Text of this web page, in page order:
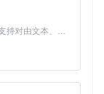
件协同机制
。
MiniMax H3 是一个通用的全模态生成系统。它支持对由文本、图像、视频和音频组成的多模态上下文进行统一理解，并能生成分辨率高达 2K、时长可达 15 秒的带原生立体声音频的视频。得益于面向任务泛化的系统设计，H3 在预训练阶段就已具备广泛的多模态上下文理解与生成能力，能够出色地执行复杂的多模态指令。